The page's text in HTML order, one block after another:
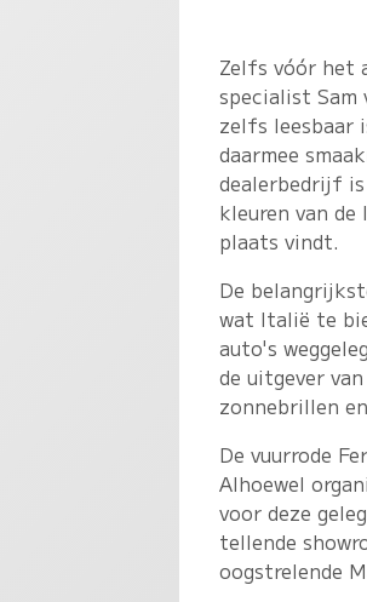
Zelfs vóór het
specialist Sam
zelfs leesbaar
daarmee
dealerbedrijf is
kleuren van
plaats vindt.
De
wat Italië te
auto's
de uitgever
zonnebrillen
De vuurrode
Alhoewel
voor deze
tellende
oogstrelende